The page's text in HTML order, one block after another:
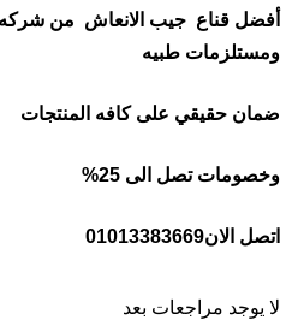
أفضل قناع جيب الانعاش من شركه
ومستلزمات طبيه
ضمان حقيقي على كافه المنتجات
وخصومات تصل الى 25%
اتصل الان01013383669
لا يوجد مراجعات بعد